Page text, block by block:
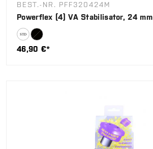
BEST.-NR. PFF320424M
Powerflex (4) VA Stabilisator, 24 mm
46,90 €*